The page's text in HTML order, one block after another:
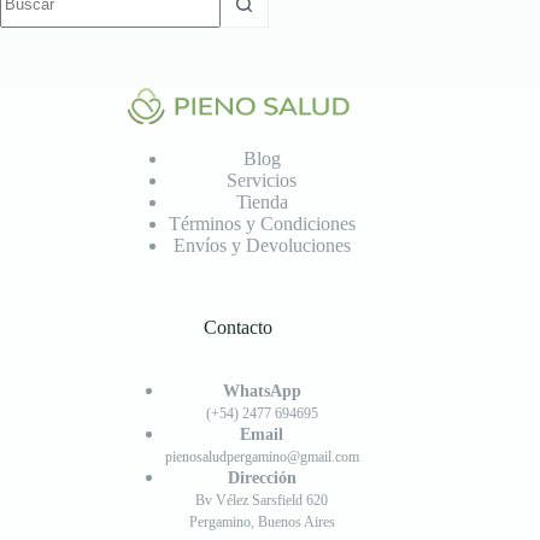
resultados
Blog
Servicios
Tienda
Términos y Condiciones
Envíos y Devoluciones
Contacto
WhatsApp
(+54) 2477 694695
Email
pienosaludpergamino@gmail.com
Dirección
Bv Vélez Sarsfield 620
Pergamino, Buenos Aires